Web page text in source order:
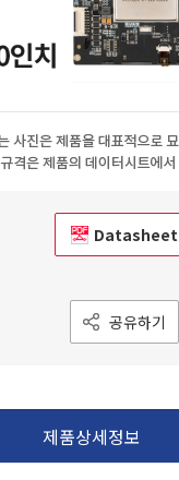
Datasheet
공유하기
제품상세정보